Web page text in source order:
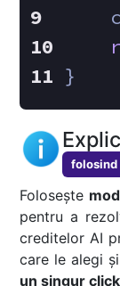
}
Folosește
pentru a
creditelor AI
care le alegi
un singur